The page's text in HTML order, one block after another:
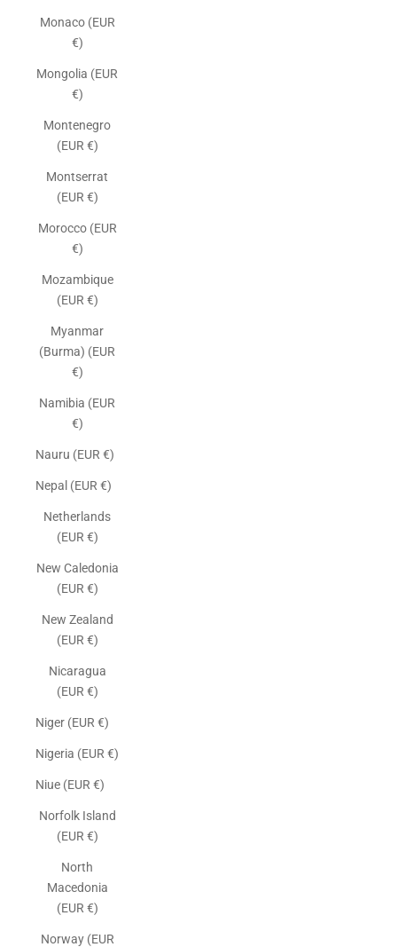
Monaco (EUR
€)
Mongolia (EUR
€)
Montenegro
(EUR €)
Montserrat
(EUR €)
Morocco (EUR
€)
Mozambique
(EUR €)
Myanmar
(Burma) (EUR
€)
Namibia (EUR
€)
Nauru (EUR €)
Nepal (EUR €)
Netherlands
(EUR €)
New Caledonia
(EUR €)
New Zealand
(EUR €)
Nicaragua
(EUR €)
Niger (EUR €)
Nigeria (EUR €)
Niue (EUR €)
Norfolk Island
(EUR €)
North
Macedonia
(EUR €)
Norway (EUR